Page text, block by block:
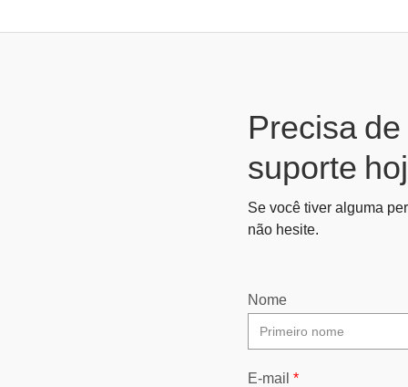
Precisa
suporte
Se você tiver alguma
não hesite.
Nome
E-mail *